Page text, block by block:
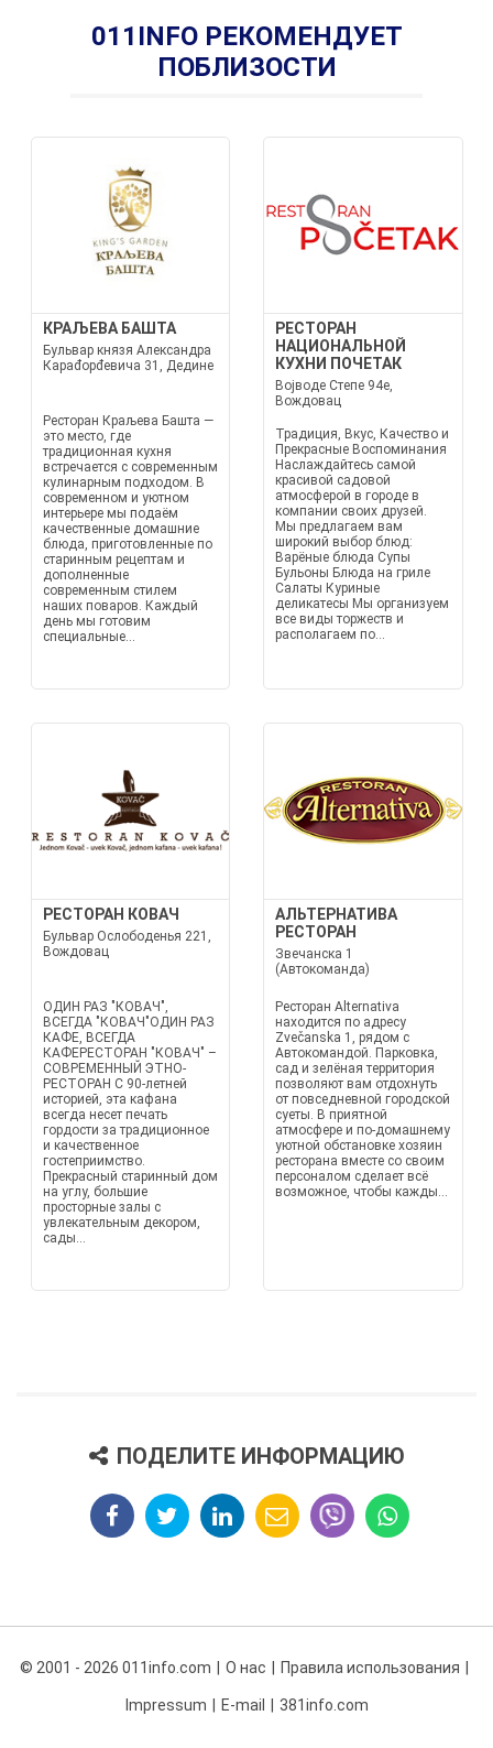
011INFO РЕКОМЕНДУЕТ
ПОБЛИЗОСТИ
КРАЉЕВА БАШТА
Бульвар князя Александра
Караđорđевича 31, Дедине
Ресторан Краљева Башта —
это место, где
традиционная кухня
встречается с современным
кулинарным подходом. В
современном и уютном
интерьере мы подаём
качественные домашние
блюда, приготовленные по
старинным рецептам и
дополненные
современным стилем
наших поваров. Каждый
день мы готовим
специальные...
РЕСТОРАН
НАЦИОНАЛЬНОЙ
КУХНИ ПОЧЕТАК
Војводе Степе 94е,
Вождовац
Традиция, Вкус, Качество и
Прекрасные Воспоминания
Наслаждайтесь самой
красивой садовой
атмосферой в городе в
компании своих друзей.
Мы предлагаем вам
широкий выбор блюд:
Варёные блюда Супы
Бульоны Блюда на гриле
Салаты Куриные
деликатесы Мы организуем
все виды торжеств и
располагаем по...
РЕСТОРАН КОВАЧ
Бульвар Ослободенья 221,
Вождовац
ОДИН РАЗ "КОВАЧ",
ВСЕГДА "КОВАЧ"ОДИН РАЗ
КАФЕ, ВСЕГДА
КАФЕРЕСТОРАН "КОВАЧ" –
СОВРЕМЕННЫЙ ЭТНО-
РЕСТОРАН С 90-летней
историей, эта кафана
всегда несет печать
гордости за традиционное
и качественное
гостеприимство.
Прекрасный старинный дом
на углу, большие
просторные залы с
увлекательным декором,
сады...
АЛЬТЕРНАТИВА
РЕСТОРАН
Звечанска 1
(Автокоманда)
Ресторан Alternativa
находится по адресу
Zvečanska 1, рядом с
Автокомандой. Парковка,
сад и зелёная территория
позволяют вам отдохнуть
от повседневной городской
суеты. В приятной
атмосфере и по-домашнему
уютной обстановке хозяин
ресторана вместе со своим
персоналом сделает всё
возможное, чтобы кажды...
ПОДЕЛИТЕ ИНФОРМАЦИЮ
© 2001 - 2026 011info.com О нас Правила использования
Impressum E-mail 381info.com